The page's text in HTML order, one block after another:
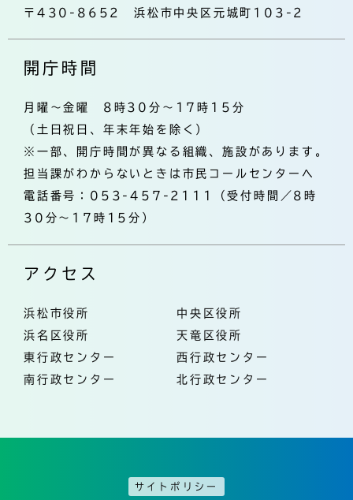
〒430-8652 浜松市中央区元城町103-2
開庁時間
月曜～金曜 8時30分～17時15分
（土日祝日、年末年始を除く）
※一部、開庁時間が異なる組織、施設があります。
担当課がわからないときは市民コールセンターへ
電話番号：053-457-2111（受付時間／8時
30分～17時15分）
アクセス
浜松市役所
中央区役所
浜名区役所
天竜区役所
東行政センター
西行政センター
南行政センター
北行政センター
サイトポリシー